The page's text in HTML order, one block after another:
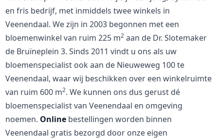
en fris bedrijf, met inmiddels twee winkels in
Veenendaal. We zijn in 2003 begonnen met een
bloemenwinkel van ruim 225 m2 aan de Dr. Slotemaker
de Bruïneplein 3. Sinds 2011 vindt u ons als uw
bloemenspecialist ook aan de Nieuweweg 100 te
Veenendaal, waar wij beschikken over een winkelruimte
van ruim 600 m2. We kunnen ons dus gerust dé
bloemenspecialist van Veenendaal en omgeving
noemen. Online bestellingen worden binnen
Veenendaal gratis bezorgd door onze eigen